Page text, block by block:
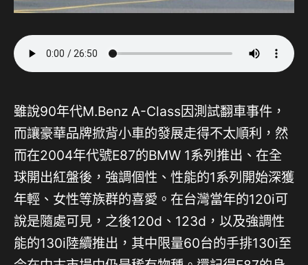
雖說90年代M.Benz A-Class因測試翻車事件，
而讓豪華品牌掀背小車的發展走得不太順利，然
而在2004年代號E87的BMW 1系列推出、在全
球開出紅盤後，強調個性、性能的1系列開始深獲
年輕、女性等族群的喜愛。在台灣當年的120i可
說是隨處可見，之後120d、123d，以及強調性
能的130i陸續推出，其中限量60台的手排130i至